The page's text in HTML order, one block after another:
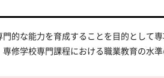
的な能力を育成することを目的として
修学校専門課程における職業教育の水